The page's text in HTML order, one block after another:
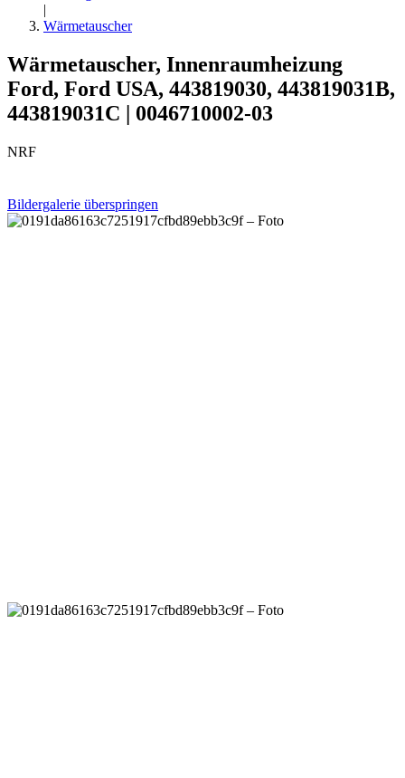
|
Wärmetauscher
Wärmetauscher, Innenraumheizung
Ford, Ford USA, 443819030, 443819031B,
443819031C | 0046710002-03
NRF
Bildergalerie überspringen